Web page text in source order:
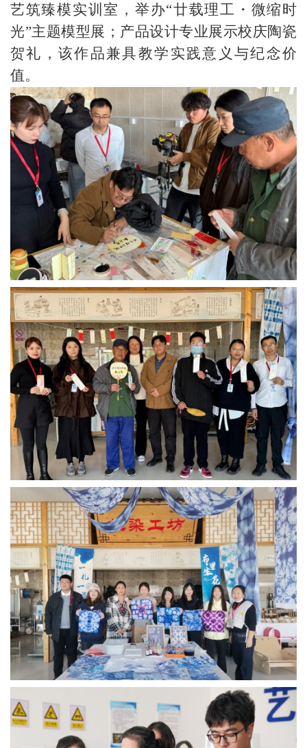
艺筑臻模实训室，举办“廿载理工・微缩时
光”主题模型展；产品设计专业展示校庆陶瓷
贺礼，该作品兼具教学实践意义与纪念价
值。